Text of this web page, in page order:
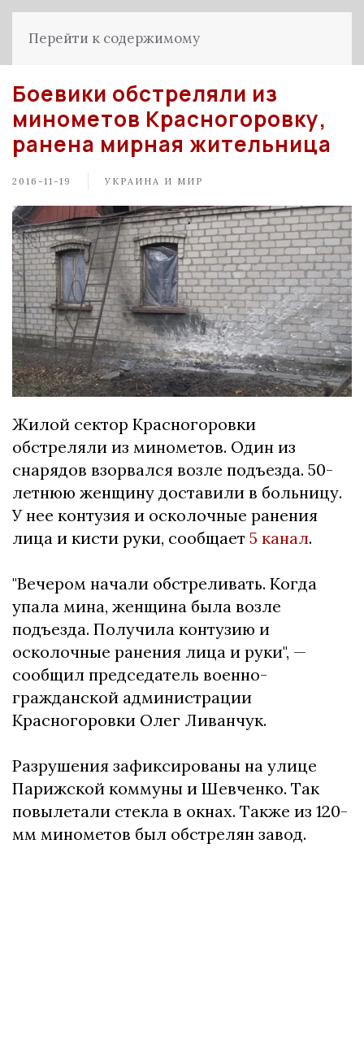
Перейти к содержимому
Боевики обстреляли из
минометов Красногоровку,
ранена мирная жительница
2016-11-19 УКРАИНА И МИР
Жилой сектор Красногоровки
обстреляли из минометов. Один из
снарядов взорвался возле подъезда. 50-
летнюю женщину доставили в больницу.
У нее контузия и осколочные ранения
лица и кисти руки, сообщает 5 канал.
"Вечером начали обстреливать. Когда
упала мина, женщина была возле
подъезда. Получила контузию и
осколочные ранения лица и руки", —
сообщил председатель военно-
гражданской администрации
Красногоровки Олег Ливанчук.
Разрушения зафиксированы на улице
Парижской коммуны и Шевченко. Так
повылетали стекла в окнах. Также из 120-
мм минометов был обстрелян завод.